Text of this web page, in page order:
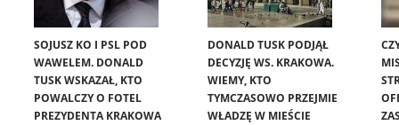
SOJUSZ KO I PSL POD
WAWELEM. DONALD
TUSK WSKAZAŁ, KTO
POWALCZY O FOTEL
PREZYDENTA KRAKOWA
DONALD TUSK PODJĄŁ
DECYZJĘ WS. KRAKOWA.
WIEMY, KTO
TYMCZASOWO PRZEJMIE
WŁADZĘ W MIEŚCIE